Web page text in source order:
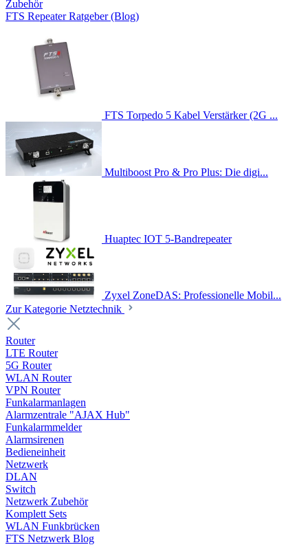
Zubehör
FTS Repeater Ratgeber (Blog)
FTS Torpedo 5 Kabel Verstärker (2G ...
Multiboost Pro & Pro Plus: Die digi...
Huaptec IOT 5-Bandrepeater
Zyxel ZoneDAS: Professionelle Mobil...
Zur Kategorie Netztechnik
Router
LTE Router
5G Router
WLAN Router
VPN Router
Funkalarmanlagen
Alarmzentrale "AJAX Hub"
Funkalarmmelder
Alarmsirenen
Bedieneinheit
Netzwerk
DLAN
Switch
Netzwerk Zubehör
Komplett Sets
WLAN Funkbrücken
FTS Netzwerk Blog